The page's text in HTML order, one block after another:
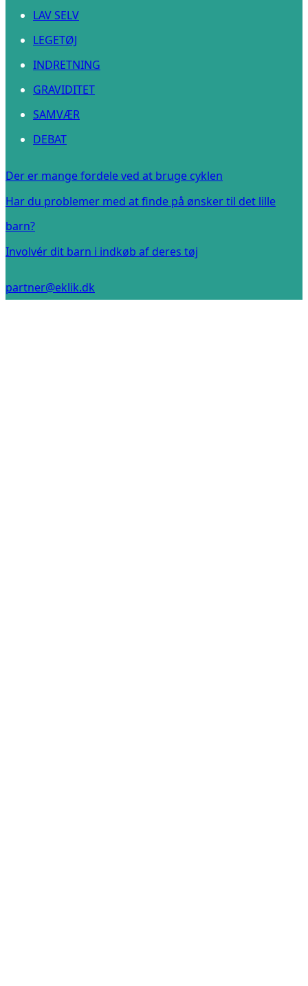
LAV SELV
LEGETØJ
INDRETNING
GRAVIDITET
SAMVÆR
DEBAT
Der er mange fordele ved at bruge cyklen
Har du problemer med at finde på ønsker til det lille
barn?
Involvér dit barn i indkøb af deres tøj
partner@eklik.dk